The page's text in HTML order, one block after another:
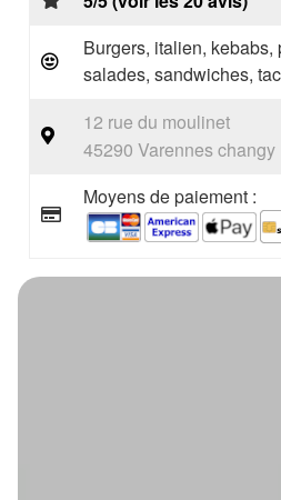
Burgers, italien, kebabs,
salades, sandwiches,
12 rue du moulinet
45290 Varennes changy
Moyens de paiement :